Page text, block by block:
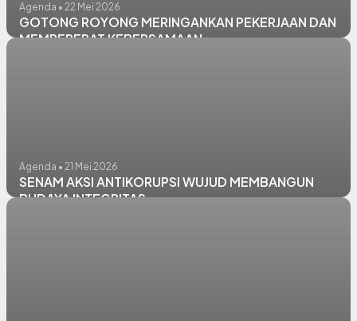
Agenda • 22 Mei 2026
GOTONG ROYONG MERINGANKAN PEKERJAAN DAN
MEMPERERAT KEBERSAMAAN
Agenda • 21 Mei 2026
SENAM AKSI ANTIKORUPSI WUJUD MEMBANGUN
BUDAYA INTEGRITAS